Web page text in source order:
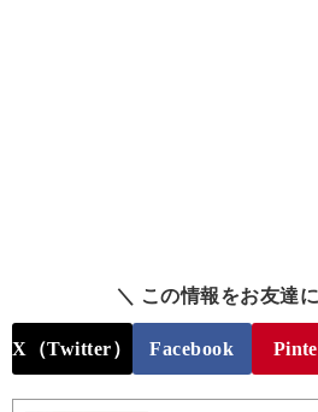
＼ この情報をお友達
X（Twitter） Facebook